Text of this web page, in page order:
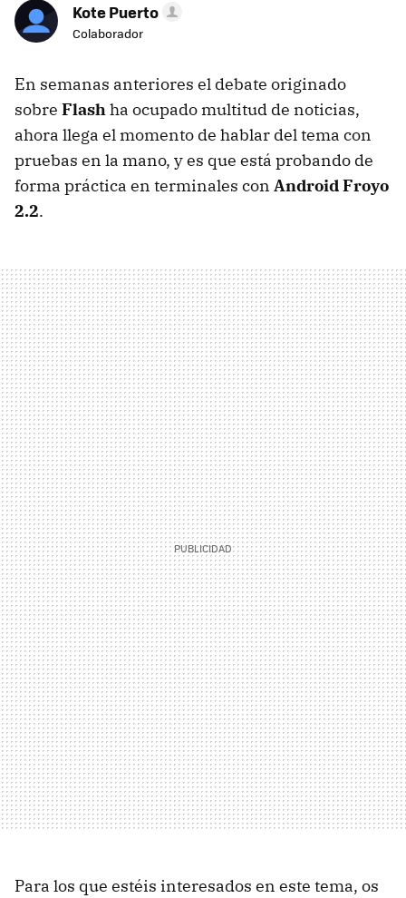
Kote Puerto
Colaborador
En semanas anteriores el debate originado
sobre Flashha ocupado multitud de noticias,
ahora llega el momento de hablar del tema con
pruebas en la mano, y es que está probando de
forma práctica en terminales con Android Froyo
2.2.
Para los que estéis interesados en este tema, os